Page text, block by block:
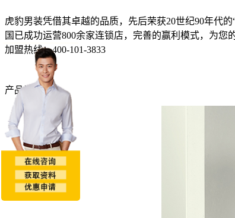
虎豹男装凭借其卓越的品质，先后荣获20世纪90年代
国已成功运营800余家连锁店，完善的赢利模式，为您
加盟热线：400-101-3833
产品详情